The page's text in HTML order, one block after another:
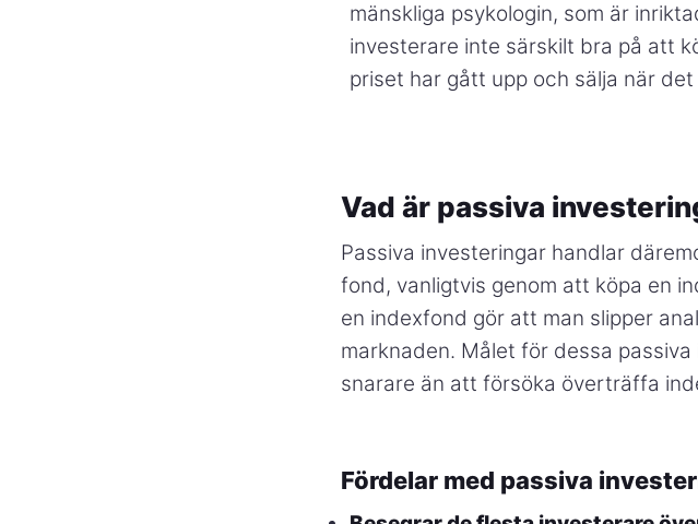
mänskliga psykologin, som är
investerare inte särskilt bra på att
priset har gått upp och sälja när
Vad är passiva
Passiva investeringar handlar
fond, vanligtvis genom att köpa en
en indexfond gör att man slipper
marknaden. Målet för dessa
snarare än att försöka överträffa
Fördelar med passiva